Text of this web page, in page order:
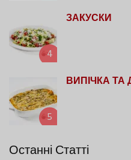
4
ЗАКУСКИ
5
ВИПІЧКА ТА
Останні Статті